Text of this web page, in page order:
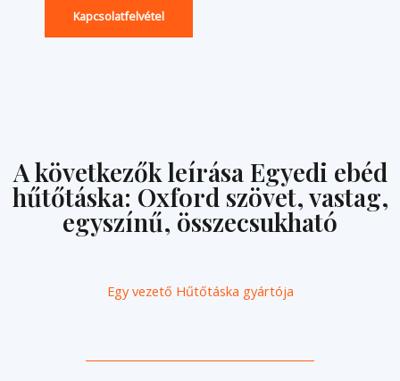
Kapcsolatfelvétel
A következők leírása Egyedi ebéd
hűtőtáska: Oxford szövet, vastag,
egyszínű, összecsukható
Egy vezető Hűtőtáska gyártója